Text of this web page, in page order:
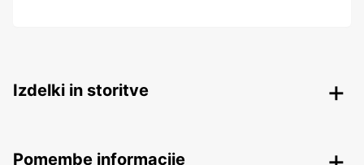
Izdelki in storitve
Pomembe informacije